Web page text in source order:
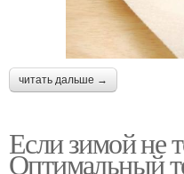
читать дальше →
Если зимой не
Оптимальный